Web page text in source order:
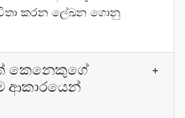
කරන ලේඛන ගොනු
කෙනෙකුගේ
ආකාරයෙන්
+